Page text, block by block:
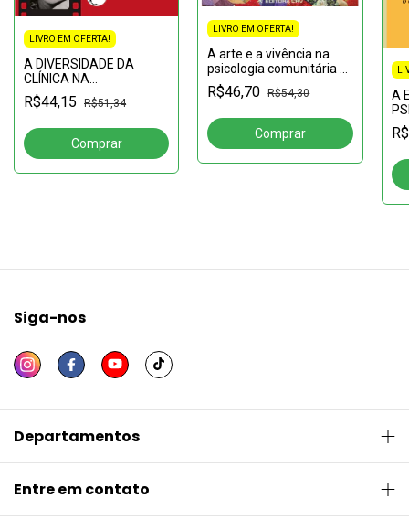
LIVRO EM OFERTA!
A DIVERSIDADE DA
CLÍNICA NA
ATUALIDADE:experiências
de uma clínica-escola
R$44,15 R$51,34
LIVRO EM OFERTA!
A arte e a vivência na
psicologia comunitária e
na educação popular
R$46,70 R$54,30
A
Siga-nos
Departamentos
Entre em contato